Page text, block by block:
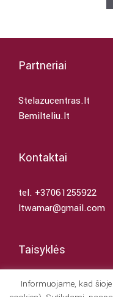
Partneriai
Stelazucentras.lt
Bemilteliu.lt
Kontaktai
tel. +37061255922
ltwamar@gmail.com
Taisyklės
Naudojimosi taisyklės
Informuojame, kad